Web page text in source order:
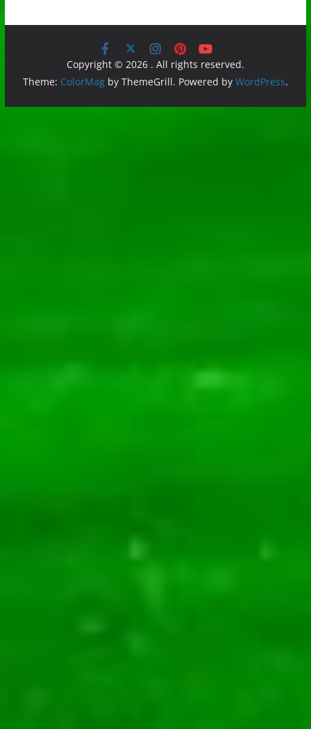
Copyright © 2026 . All rights reserved.
Theme: ColorMagby ThemeGrill. Powered by WordPress.